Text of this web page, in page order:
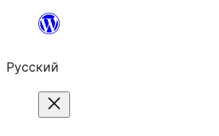
Перейти
содержимому
Русский